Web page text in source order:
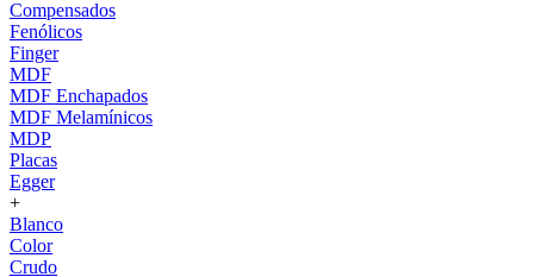
Compensados
Fenólicos
Finger
MDF
MDF Enchapados
MDF Melamínicos
MDP
Placas
Egger
+
Blanco
Color
Crudo